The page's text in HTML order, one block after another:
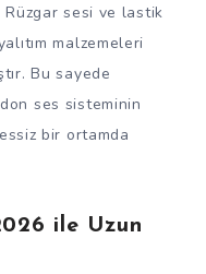
sesi ve lastik
malzemeleri
Bu sayede
ses sisteminin
bir ortamda
ile Uzun